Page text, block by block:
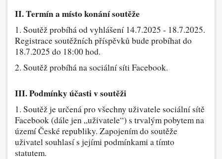
+420 516 770 521 eshop@faxcopy.cz
Úvod Produkty
Novinky
Můj profil
II. Termín a místo konání soutěže
1. Soutěž probíhá od vyhlášení 14.7.2025 - 18.7.2025.
Registrace soutěžních příspěvků bude probíhat do
18.7.2025 do 18:00 hod.
2. Soutěž probíhá na sociální síti Facebook.
III. Podmínky účasti v soutěži
1. Soutěž je určená pro všechny uživatele sociální sítě
Facebook (dále jen „uživatele“) s trvalým pobytem na
území České republiky. Zapojením do soutěže
uživatel souhlasí s jejími podmínkami a tímto
statutem.